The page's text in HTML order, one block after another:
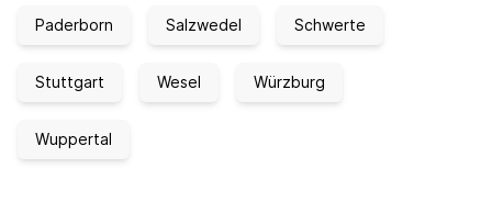
Paderborn Salzwedel Schwerte
Stuttgart Wesel Würzburg
Wuppertal